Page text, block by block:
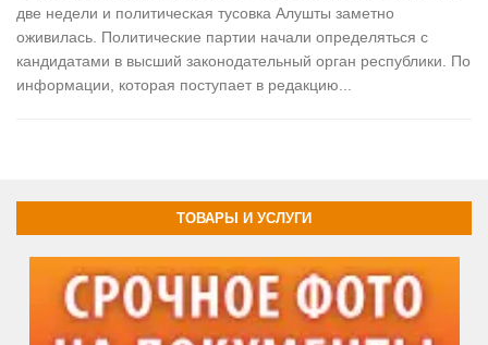
две недели и политическая тусовка Алушты заметно
оживилась. Политические партии начали определяться с
кандидатами в высший законодательный орган республики. По
информации, которая поступает в редакцию...
ТОВАРЫ И УСЛУГИ